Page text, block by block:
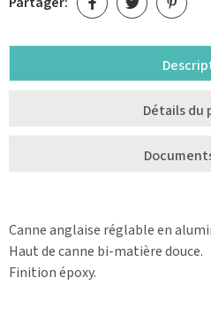
Détails du
Canne anglaise réglable en
Haut de canne bi-matière douce.
Finition époxy.